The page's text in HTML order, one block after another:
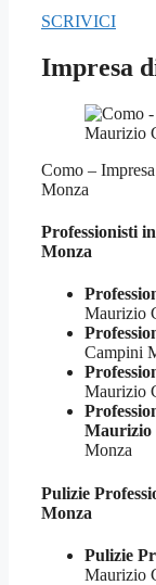
SCRIVICI
Impresa
Como –
Monza
Professionisti
Monza
Maurizio
Campini
Maurizio
Maurizio
Monza
Pulizie
Monza
Pulizie
Maurizio